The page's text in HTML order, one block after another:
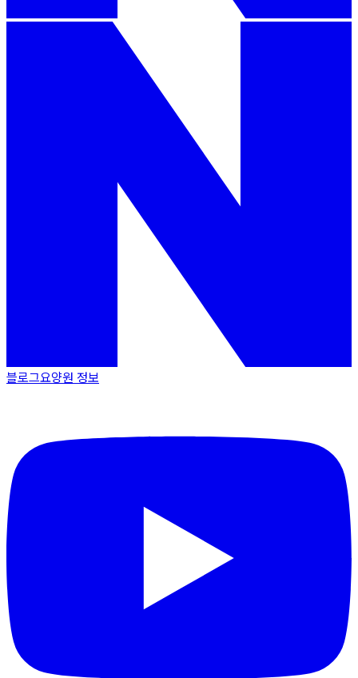
블로그요양원 정보